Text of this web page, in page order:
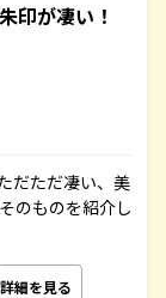
印が凄い！
だただ凄い、美
のものを紹介し
詳細を見る